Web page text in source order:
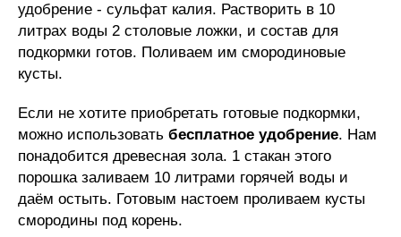
удобрение - сульфат калия. Растворить в 10
литрах воды 2 столовые ложки, и состав для
подкормки готов. Поливаем им смородиновые
кусты.
Если не хотите приобретать готовые подкормки,
можно использовать бесплатное удобрение. Нам
понадобится древесная зола. 1 стакан этого
порошка заливаем 10 литрами горячей воды и
даём остыть. Готовым настоем проливаем кусты
смородины под корень.